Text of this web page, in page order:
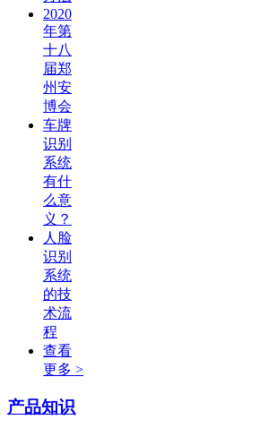
2020
年第
十八
届郑
州安
博会
车牌
识别
系统
有什
么意
义？
人脸
识别
系统
的技
术流
程
查看
更多 >
产品知识